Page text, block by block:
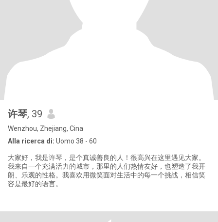
许琴, 39
Wenzhou, Zhejiang, Cina
Alla ricerca di: Uomo 38 - 60
大家好，我是许琴，是个真诚善良的人！很高兴在这里遇见大家。
我来自一个充满活力的城市，那里的人们热情友好，也塑造了我开
朗、乐观的性格。我喜欢用微笑面对生活中的每一个挑战，相信笑
容是最好的语言。